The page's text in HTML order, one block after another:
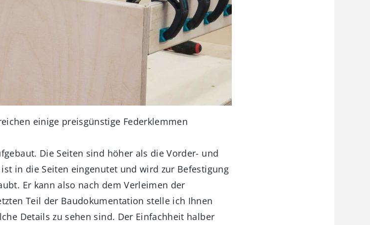
einige preisgünstige Federklemmen
Die Seiten sind höher als die Vorder- und
in die Seiten eingenutet und wird zur Befestigung
Er kann also nach dem Verleimen der
Teil der Baudokumentation stelle ich Ihnen
Details zu sehen sind. Der Einfachheit halber